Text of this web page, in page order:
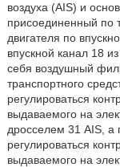
воздуха (AIS) и
присоединенный по
двигателя по
впускной канал 18
себя воздушный
транспортного
регулироваться
выдаваемого на
дросселем 31 AIS, а
регулироваться
выдаваемого на